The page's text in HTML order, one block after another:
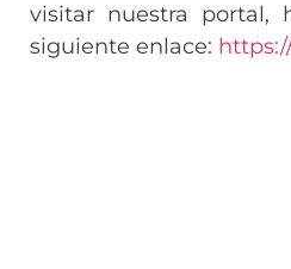
visitar nuestra portal,
siguiente enlace: